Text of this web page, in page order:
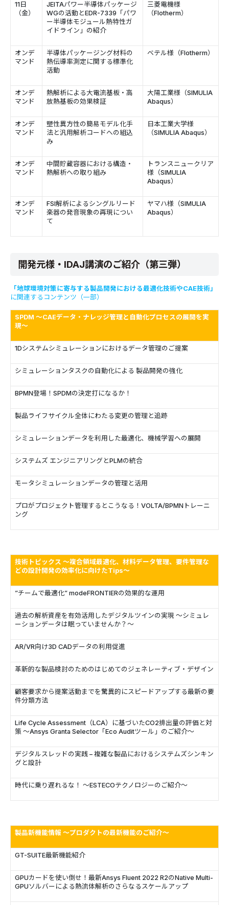
11日
（金）
JEITAパワー半導体パッケージ
WGの活動とEDR-7339「パワ
ー半導体モジュール熱特性ガ
イドライン」の紹介
三菱電機様
（Flotherm）
オンデ
マンド
半導体パッケージング材料の
熱伝導率測定に関する標準化
活動
ベテル様（Flotherm）
オンデ
マンド
熱解析による大電流基板・高
放熱基板の効果検証
大陽工業様（SIMULIA
Abaqus）
オンデ
マンド
塑性異方性の簡易モデル化手
法と汎用解析コードへの組込
み
日本工業大学様
（SIMULIA Abaqus）
オンデ
マンド
中間貯蔵容器における構造・
熱解析への取り組み
トランスニュークリア
様（SIMULIA
Abaqus）
オンデ
マンド
FSI解析によるシングルリード
楽器の発音現象の再現につい
て
ヤマハ様（SIMULIA
Abaqus）
開発元様・IDAJ講演のご紹介（第三弾）
「地球環境対策に寄与する製品開発における最適化技術やCAE技術」
に関連するコンテンツ（一部）
SPDM ～CAEデータ・ナレッジ管理と自動化プロセスの展開を実
現～
1Dシステムシミュレーションにおけるデータ管理のご提案
シミュレーションタスクの自動化による 製品開発の強化
BPMN登場！SPDMの決定打になるか！
製品ライフサイクル全体にわたる変更の管理と追跡
シミュレーションデータを利用した最適化、機械学習への展開
システムズ エンジニアリングとPLMの統合
モータシミュレーションデータの管理と活用
プロがプロジェクト管理するとこうなる！VOLTA/BPMNトレーニ
ング
技術トピックス ～複合領域最適化、材料データ管理、要件管理な
どの設計開発の効率化に向けたTips～
”チームで最適化” modeFRONTIERの効果的な運用
過去の解析資産を有効活用したデジタルツインの実現 ～シミュレ
ーションデータは眠っていませんか？～
AR/VR向け3D CADデータの利用促進
革新的な製品検討のためのはじめてのジェネレーティブ・デザイン
顧客要求から提案活動までを驚異的にスピードアップする最新の要
件分類方法
Life Cycle Assessment（LCA）に基づいたCO2排出量の評価と対
策 ～Ansys Granta Selector「Eco Auditツール」のご紹介～
デジタルスレッドの実践 – 複雑な製品におけるシステムズシンキン
グと設計
時代に乗り遅れるな！ ～ESTECOテクノロジーのご紹介～
製品新機能情報 ～プロダクトの最新機能のご紹介～
GT-SUITE最新機能紹介
GPUカードを使い倒せ！最新Ansys Fluent 2022 R2のNative Multi-
GPUソルバーによる熱流体解析のさらなるスケールアップ